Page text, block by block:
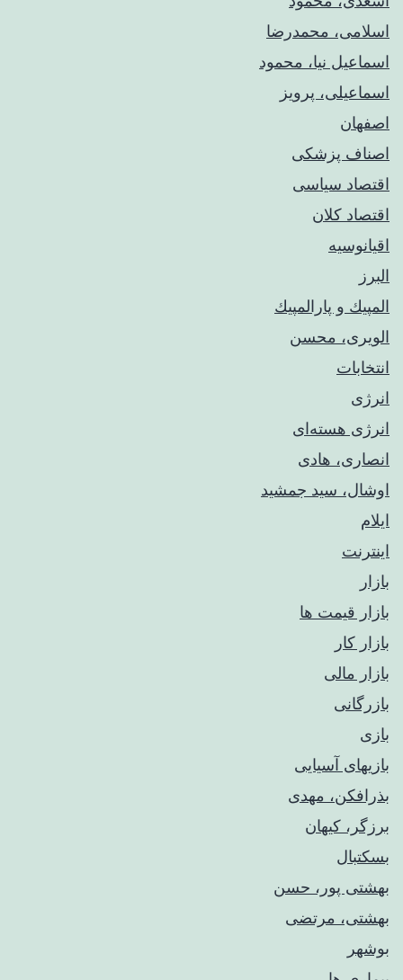
اسلامی، محمدرضا
اسماعیل نیا، محمود
اسماعیلی، پرویز
اصفهان
اصناف پزشکی
اقتصاد سیاسی
اقتصاد کلان
اقیانوسیه
البرز
المپيك و پارالمپيك
الویری، محسن
انتخابات
انرژی
انرژی هسته‌ای
انصاری، هادی
اوشال، سید جمشید
ایلام
اینترنت
بازار
بازار قیمت ها
بازار کار
بازار مالی
بازرگانی
بازی
بازیهای آسیایی
بذرافکن، مهدی
برزگر، کیهان
بسکتبال
بهشتی پور، حسن
بهشتی، مرتضی
بوشهر